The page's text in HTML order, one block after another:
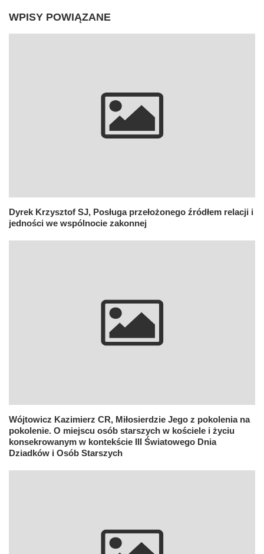
WPISY POWIĄZANE
Dyrek Krzysztof SJ, Posługa przełożonego źródłem relacji i
jedności we wspólnocie zakonnej
Wójtowicz Kazimierz CR, Miłosierdzie Jego z pokolenia na
pokolenie. O miejscu osób starszych w kościele i życiu
konsekrowanym w kontekście III Światowego Dnia
Dziadków i Osób Starszych